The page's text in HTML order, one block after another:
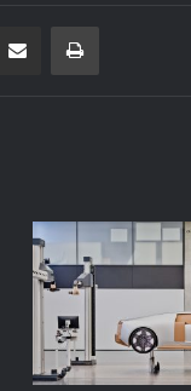
Deli po epošti Natisni